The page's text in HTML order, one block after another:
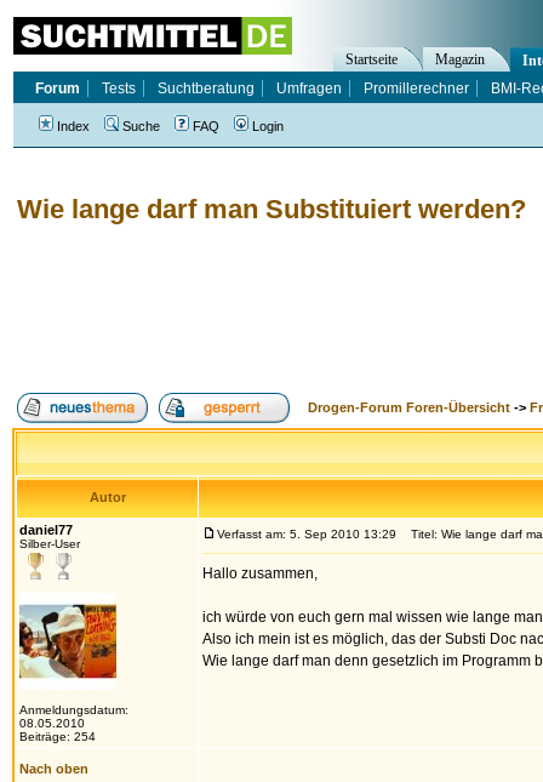
Wie lange darf man Substituiert werden?
Drogen-Forum Foren-Übersicht ->
Autor
daniel77
Silber-User
Anmeldungsdatum:
08.05.2010
Beiträge: 254
Verfasst am: 5. Sep 2010 13:29 Titel: Wie lange darf
Hallo zusammen,
ich würde von euch gern mal wissen wie lange
Also ich mein ist es möglich, das der Substi Doc
Wie lange darf man denn gesetzlich im Programm
Nach oben
Startseite Magazin
Forum
Tests Suchtberatung Umfragen Promillerechner BMI-
Index Suche FAQ Login